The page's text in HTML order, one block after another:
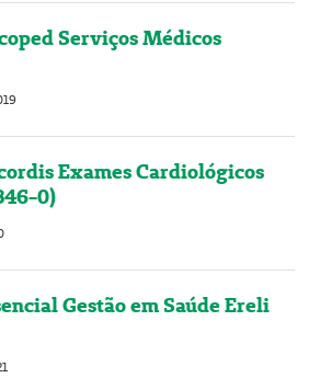
Serviços Médicos
Exames Cardiológicos
0)
Gestão em Saúde Ereli